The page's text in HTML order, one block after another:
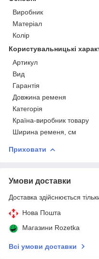
Виробник
Матеріал
Колір
Користувальницькі
Артикул
Вид
Гарантія
Довжина ременя
Категорія
Країна-виробник товару
Ширина ременя, см
Приховати
Умови доставки
Доставка здійснюється
Нова Пошта
Магазини Rozetka
Всі умови доставки